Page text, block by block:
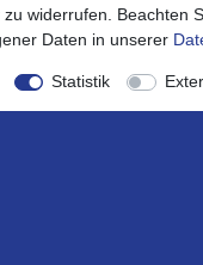
widerrufen. Beachten
Daten in unserer
Statistik